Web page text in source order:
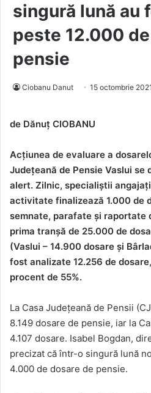
singură lună au
peste 12.000
pensie
Ciobanu Danut 15 octombrie 2021
de Dănuț CIOBANU
Acțiunea de evaluare a
Județeană de Pensie Vaslui
alert. Zilnic, specialiștii
activitate finalizează 1.000 de
semnate, parafate și raportate
prima tranșă de 25.000 de
(Vaslui – 14.900 dosare și
fost analizate 12.256 de
procent de 55%.
La Casa Județeană de Pensii
8.149 dosare de pensie, iar la
4.107 dosare. Isabel Bogdan,
precizat că într-o singură lună
4.000 de dosare de pensie.